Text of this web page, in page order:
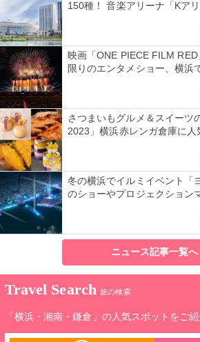
150種！ 音楽アリーナ「Kア
映画「ONE PIECE FILM
限りのエンタメショー、横浜
さつまいもグルメ＆スイーツ
2023」横浜赤レンガ倉庫に人
冬の横浜でイルミイベント「
のショーやプロジェクション
ニュース記事一覧へ
Travel Search 旅の検索
「横浜・湘南・鎌倉」の人気スポットをご